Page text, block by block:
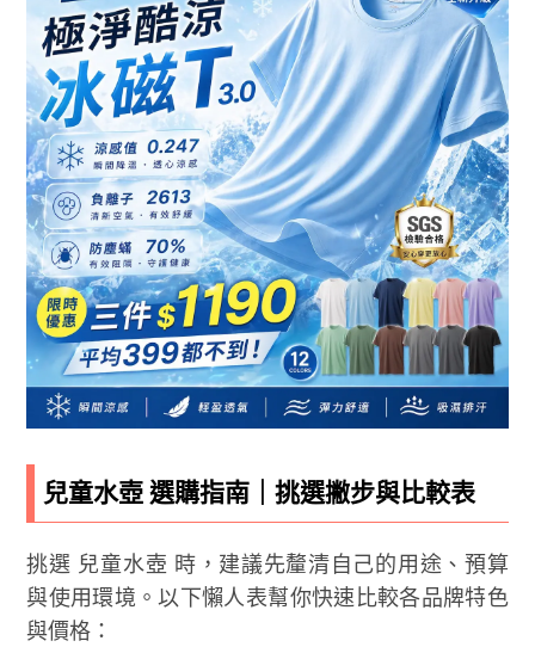
兒童水壺 選購指南｜挑選撇步與比較表
挑選 兒童水壺 時，建議先釐清自己的用途、預算
與使用環境。以下懶人表幫你快速比較各品牌特色
與價格：